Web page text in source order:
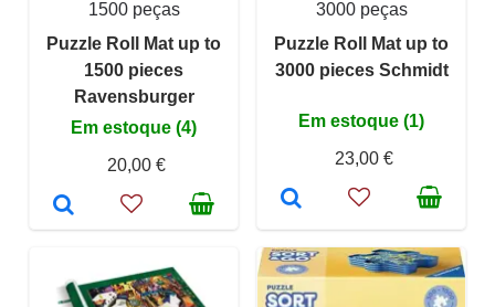
1500 peças
Puzzle Roll Mat up to
1500 pieces
Ravensburger
Em estoque (4)
20,00 €
3000 peças
Puzzle Roll Mat up to
3000 pieces Schmidt
Em estoque (1)
23,00 €